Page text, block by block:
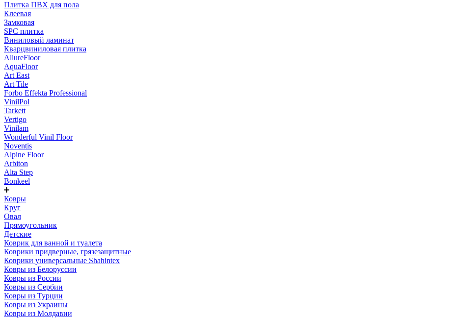
Плитка ПВХ для пола
Клеевая
Замковая
SPC плитка
Виниловый ламинат
Кварцвиниловая плитка
AllureFloor
AquaFloor
Art East
Art Tile
Forbo Effekta Professional
VinilPol
Tarkett
Vertigo
Vinilam
Wonderful Vinil Floor
Noventis
Alpine Floor
Arbiton
Alta Step
Bonkeel
Ковры
Круг
Овал
Прямоугольник
Детские
Коврик для ванной и туалета
Коврики придверные, грязезащитные
Коврики универсальные Shahintex
Ковры из Белоруссии
Ковры из России
Ковры из Сербии
Ковры из Турции
Ковры из Украины
Ковры из Молдавии